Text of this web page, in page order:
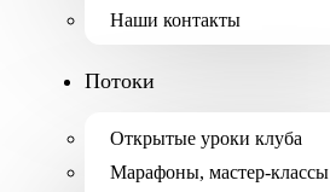
Наши контакты
Потоки
Открытые уроки клуба
Марафоны, мастер-классы